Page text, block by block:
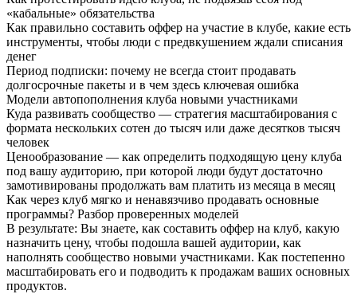
«кабальные» обязательства
Как правильно составить оффер на участие в клубе, какие есть
инструменты, чтобы люди с предвкушением ждали списания
денег
Период подписки: почему не всегда стоит продавать
долгосрочные пакеты и в чем здесь ключевая ошибка
Модели автопополнения клуба новыми участниками
Куда развивать сообщество — стратегия масштабирования с
формата нескольких сотен до тысяч или даже десятков тысяч
человек
Ценообразование — как определить подходящую цену клуба
под вашу аудиторию, при которой люди будут достаточно
замотивированы продолжать вам платить из месяца в месяц
Как через клуб мягко и ненавязчиво продавать основные
программы? Разбор проверенных моделей
В результате: Вы знаете, как составить оффер на клуб, какую
назначить цену, чтобы подошла вашей аудитории, как
наполнять сообщество новыми участниками. Как постепенно
масштабировать его и подводить к продажам ваших основных
продуктов.